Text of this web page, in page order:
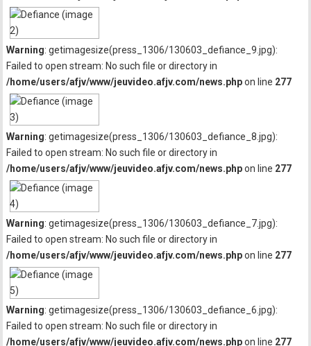
Warning: getimagesize(press_1306/130603_defiance_9.jpg):
Failed to open stream: No such file or directory in
/home/users/afjv/www/jeuvideo.afjv.com/news.phpon line 277
Warning: getimagesize(press_1306/130603_defiance_8.jpg):
Failed to open stream: No such file or directory in
/home/users/afjv/www/jeuvideo.afjv.com/news.phpon line 277
Warning: getimagesize(press_1306/130603_defiance_7.jpg):
Failed to open stream: No such file or directory in
/home/users/afjv/www/jeuvideo.afjv.com/news.phpon line 277
Warning: getimagesize(press_1306/130603_defiance_6.jpg):
Failed to open stream: No such file or directory in
/home/users/afjv/www/jeuvideo.afjv.com/news.phpon line 277